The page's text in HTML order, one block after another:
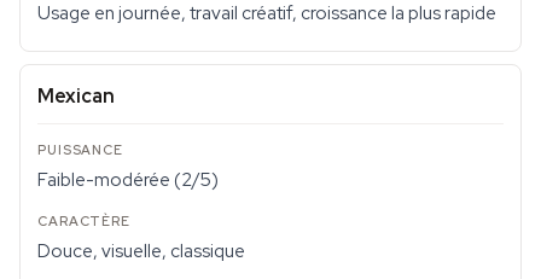
Usage en journée, travail créatif, croissance la plus rapide
Mexican
Faible-modérée (2/5)
Douce, visuelle, classique